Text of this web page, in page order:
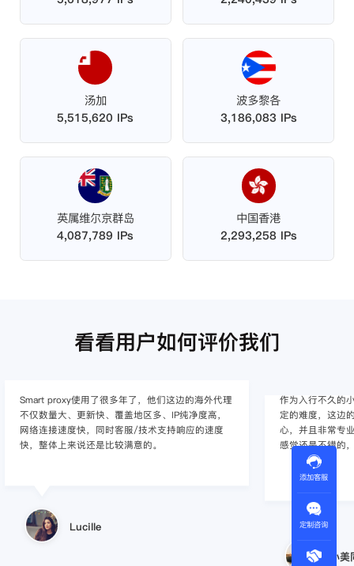
汤加
5,515,620 IPs
波多黎各
3,186,083 IPs
英属维尔京群岛
4,087,789 IPs
中国香港
2,293,258 IPs
看看用户如何评价我们
外代理
度高，
速度
作为入行不久的小白，上手使用Smart proxy会有一
定的难度，这边的客服人员/技术支持人员非常有耐
心，并且非常专业，很快就上手了，使用体验整体
感觉还是不错的，非常推荐身边的同行使用。
添加客服
定制咨询